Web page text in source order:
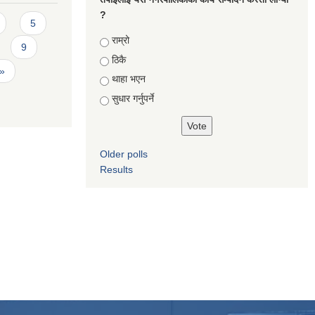
5
9
?
Choices
राम्रो
ठिकै
थाहा भएन
सुधार गर्नुपर्ने
Older polls
Results